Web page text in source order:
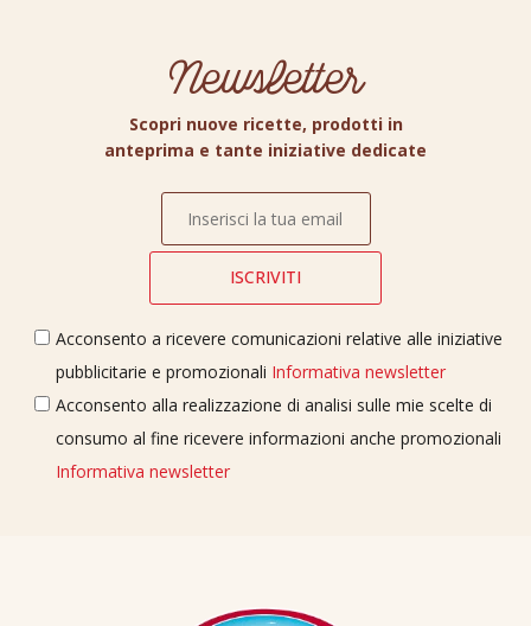
Newsletter
Scopri nuove ricette, prodotti in
anteprima e tante iniziative dedicate
Acconsento a ricevere comunicazioni relative alle iniziative
pubblicitarie e promozionali Informativa newsletter
Acconsento alla realizzazione di analisi sulle mie scelte di
consumo al fine ricevere informazioni anche promozionali
Informativa newsletter